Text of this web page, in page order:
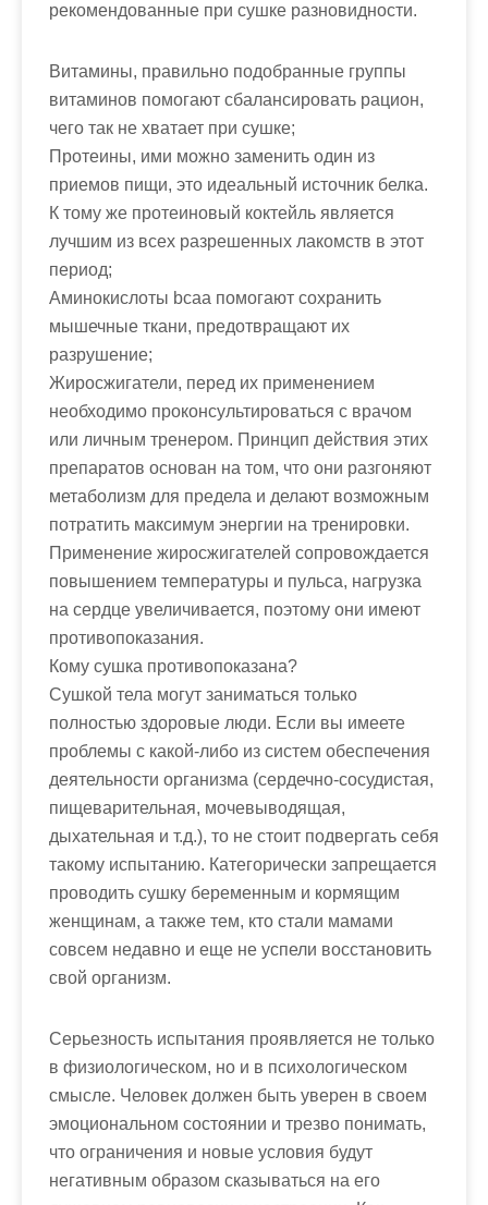
рекомендованные при сушке разновидности.
Витамины, правильно подобранные группы
витаминов помогают сбалансировать рацион,
чего так не хватает при сушке;
Протеины, ими можно заменить один из
приемов пищи, это идеальный источник белка.
К тому же протеиновый коктейль является
лучшим из всех разрешенных лакомств в этот
период;
Аминокислоты bcaa помогают сохранить
мышечные ткани, предотвращают их
разрушение;
Жиросжигатели, перед их применением
необходимо проконсультироваться с врачом
или личным тренером. Принцип действия этих
препаратов основан на том, что они разгоняют
метаболизм для предела и делают возможным
потратить максимум энергии на тренировки.
Применение жиросжигателей сопровождается
повышением температуры и пульса, нагрузка
на сердце увеличивается, поэтому они имеют
противопоказания.
Кому сушка противопоказана?
Сушкой тела могут заниматься только
полностью здоровые люди. Если вы имеете
проблемы с какой-либо из систем обеспечения
деятельности организма (сердечно-сосудистая,
пищеварительная, мочевыводящая,
дыхательная и т.д.), то не стоит подвергать себя
такому испытанию. Категорически запрещается
проводить сушку беременным и кормящим
женщинам, а также тем, кто стали мамами
совсем недавно и еще не успели восстановить
свой организм.
Серьезность испытания проявляется не только
в физиологическом, но и в психологическом
смысле. Человек должен быть уверен в своем
эмоциональном состоянии и трезво понимать,
что ограничения и новые условия будут
негативным образом сказываться на его